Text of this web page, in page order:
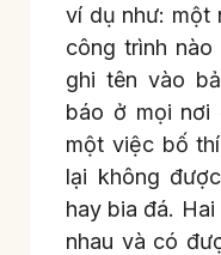
ví dụ như: một
công trình
ghi tên vào
báo ở mọi nơi
một việc bố
lại không
hay bia đá.
nhau và có